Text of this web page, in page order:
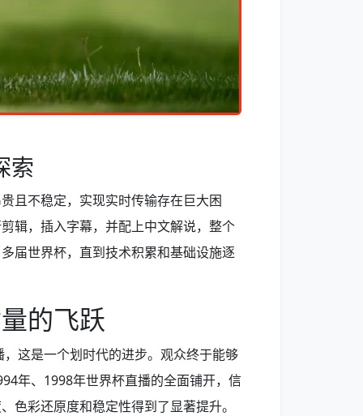
索
且不稳定，实现实时传输存在巨大困
辑，插入字幕，并配上中文解说，整个
届世界杯，直到技术积累和基础设施逐
的飞跃
这是一个划时代的进步。观众终于能够
年、1998年世界杯直播的全面铺开，信
色彩还原度和稳定性得到了显著提升。